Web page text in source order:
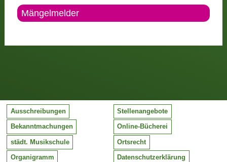
Mängelmelder
Ausschreibungen Stellenangebote
Bekanntmachungen Online-Bücherei
städt. Musikschule Ortsrecht
Organigramm Datenschutzerklärung